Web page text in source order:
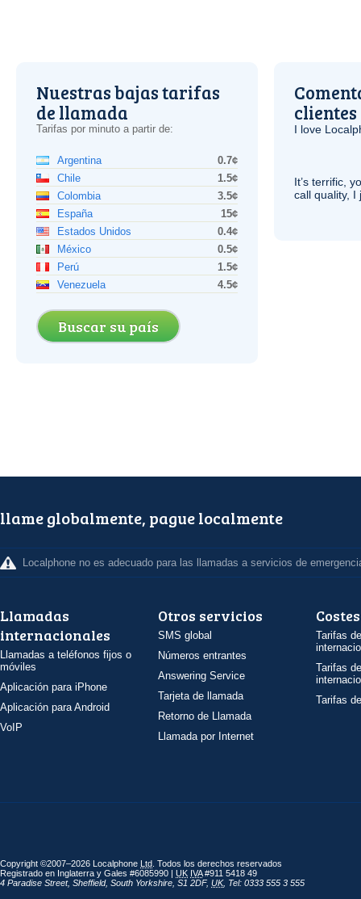
Nuestras bajas tarifas
de llamada
Tarifas por minuto a partir de:
Argentina
0.7¢
Chile
1.5¢
Colombia
3.5¢
España
15¢
Estados Unidos
0.4¢
México
0.5¢
Perú
1.5¢
Venezuela
4.5¢
Buscar su país
clientes
I love
It’s terrific,
call quality, I
llame globalmente, pague localmente
Localphone no es adecuado para las llamadas a servicios de
Llamadas
internacionales
Llamadas a teléfonos fijos o
móviles
Aplicación para iPhone
Aplicación para Android
VoIP
Otros servicios
SMS global
Números entrantes
Answering Service
Tarjeta de llamada
Retorno de Llamada
Llamada por Internet
Costes
Tarifas
Tarifas
Tarifas
Copyright ©2007–2026 Localphone Ltd . Todos los derechos reservados
Registrado en Inglaterra y Gales #6085990 | UK IVA#911 5418 49
4 Paradise Street, Sheffield, South Yorkshire S1 2DF, UK, Tel: 0333 555 3 555